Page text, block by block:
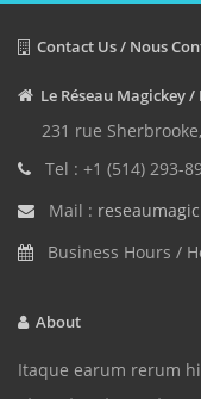
Contact Us / Nous
Le Réseau Magickey
231 rue
Tel : +1 (514) 293-
Mail :
Business Hours /
About
Itaque earum rerum